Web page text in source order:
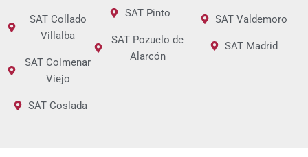
SAT Collado
Villalba
SAT Colmenar
Viejo
SAT Coslada
SAT Pinto
SAT Pozuelo de
Alarcón
SAT Valdemoro
SAT Madrid